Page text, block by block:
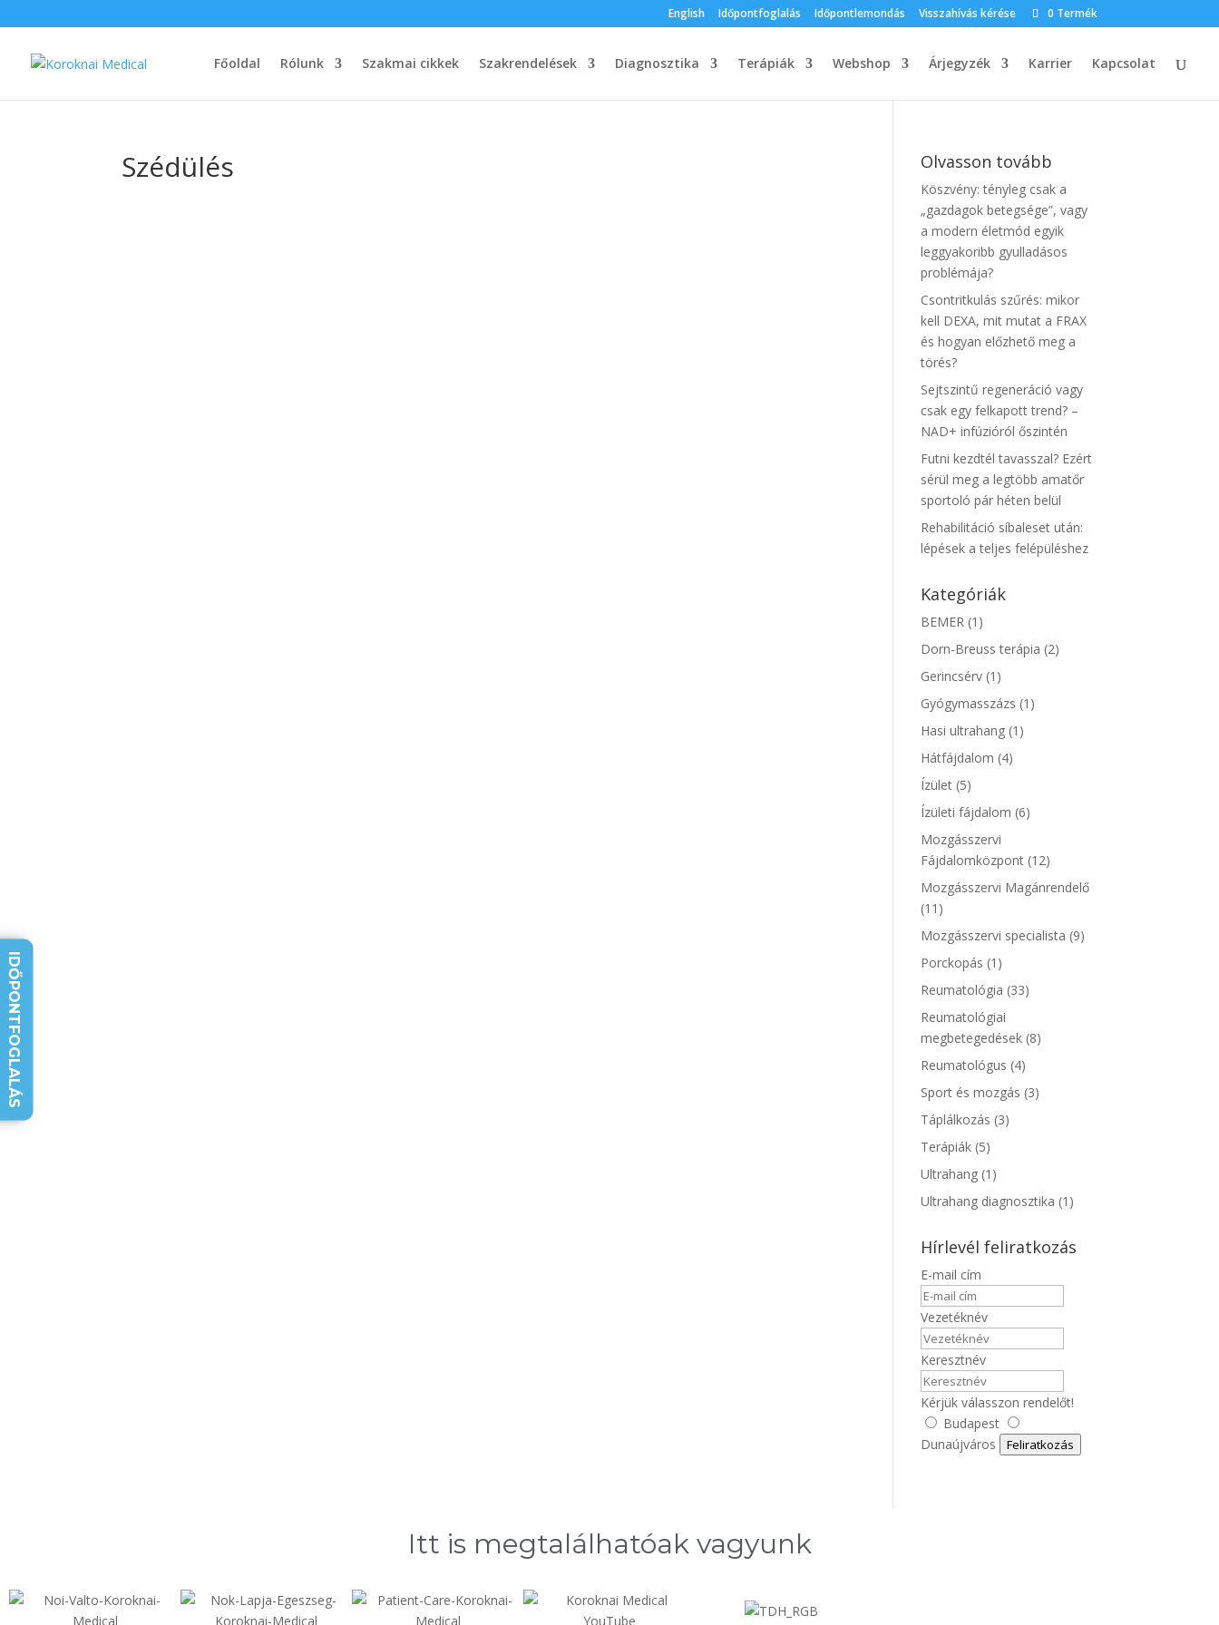
English Időpontfoglalás Időpontlemondás Visszahívás kérése 0 Termék
Főoldal Rólunk Szakmai cikkek Szakrendelések Diagnosztika Terápiák Webshop Árjegyzék Karrier Kapcsolat
Szédülés Olvasson tovább
Köszvény: tényleg csak a
„gazdagok betegsége”, vagy
a modern életmód egyik
leggyakoribb gyulladásos
problémája?
Csontritkulás szűrés: mikor
kell DEXA, mit mutat a FRAX
és hogyan előzhető meg a
törés?
Sejtszintű regeneráció vagy
csak egy felkapott trend? –
NAD+ infúzióról őszintén
Futni kezdtél tavasszal? Ezért
sérül meg a legtöbb amatőr
sportoló pár héten belül
Rehabilitáció síbaleset után:
lépések a teljes felépüléshez
Kategóriák
BEMER (1)
Dorn-Breuss terápia (2)
Gerincsérv (1)
Gyógymasszázs (1)
Hasi ultrahang (1)
Hátfájdalom (4)
Ízület (5)
Ízületi fájdalom (6)
Mozgásszervi
Fájdalomközpont (12)
Mozgásszervi Magánrendelő
(11)
Mozgásszervi specialista (9)
Porckopás (1)
Reumatológia (33)
Reumatológiai
megbetegedések (8)
Reumatológus (4)
Sport és mozgás (3)
Táplálkozás (3)
Terápiák (5)
Ultrahang (1)
Ultrahang diagnosztika (1)
Hírlevél feliratkozás
E-mail cím
Vezetéknév
Keresztnév
Kérjük válasszon rendelőt!
Budapest
Dunaújváros
Feliratkozás
Itt is megtalálhatóak vagyunk
IDŐPONTFOGLALÁS